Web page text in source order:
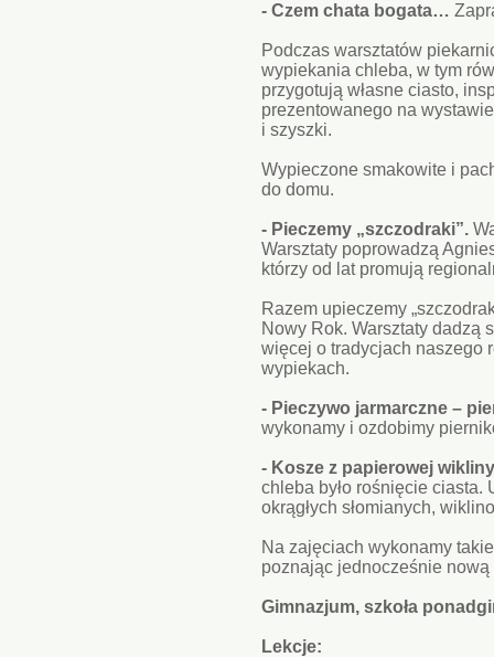
- Czem chata bogata…
Podczas warsztatów
wypiekania chleba, w tym
przygotują własne ciasto,
prezentowanego na
i szyszki.
Wypieczone smakowite i
do domu.
- Pieczemy „szczodraki”.
Warsztaty poprowadzą
którzy od lat promują
Razem upieczemy
Nowy Rok. Warsztaty dadzą
więcej o tradycjach naszego
wypiekach.
- Pieczywo jarmarczne –
wykonamy i ozdobimy
- Kosze z papierowej
chleba było rośnięcie ciasta.
okrągłych słomianych,
Na zajęciach wykonamy
poznając jednocześnie
Gimnazjum, szkoła
Lekcje: